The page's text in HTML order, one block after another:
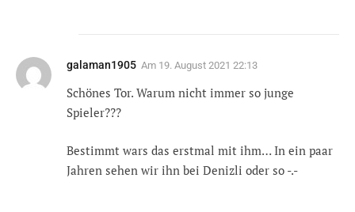
galaman1905 Am 19. August 2021 22:13
Schönes Tor. Warum nicht immer so junge
Spieler???
Bestimmt wars das erstmal mit ihm… In ein paar
Jahren sehen wir ihn bei Denizli oder so -.-